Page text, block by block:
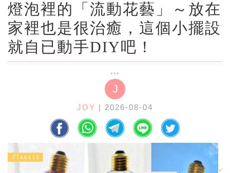
燈泡裡的「流動花藝」～放在
家裡也是很治癒，這個小擺設
就自已動手DIY吧！
J
JOY | 2026-08-04